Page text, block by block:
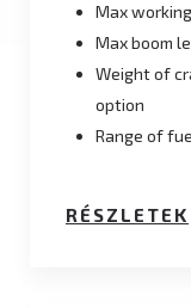
Max
Max boom
Weight of
option
Range of
RÉSZLETEK